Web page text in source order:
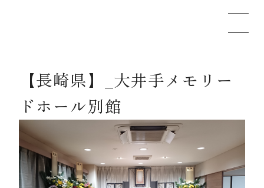
メモリードのお葬式について
葬儀の流れ
事例
【長崎県】_大井手メモリー
ドホール別館